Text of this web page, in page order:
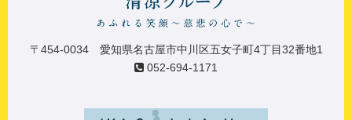
〒454-0034 愛知県名古屋市中川区五女子町4丁目32番地1
052-694-1171